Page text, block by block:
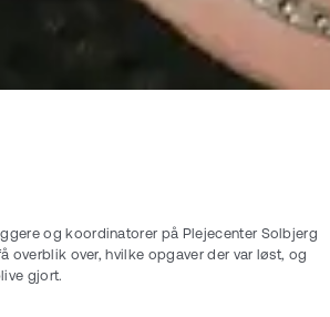
og koordinatorer på Plejecenter Solbjerg
overblik over, hvilke opgaver der var løst, og
gjort.